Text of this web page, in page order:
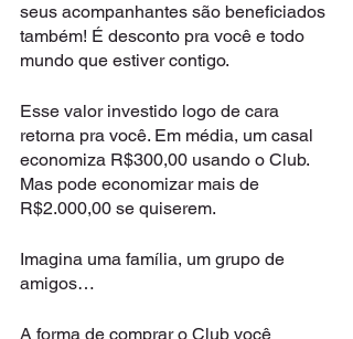
seus acompanhantes são beneficiados
também! É desconto pra você e todo
mundo que estiver contigo.
Esse valor investido logo de cara
retorna pra você. Em média, um casal
economiza R$300,00 usando o Club.
Mas pode economizar mais de
R$2.000,00 se quiserem.
Imagina uma família, um grupo de
amigos…
A forma de comprar o Club você